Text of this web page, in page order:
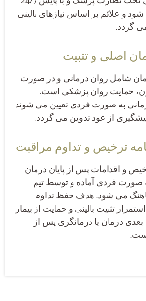
و علائم بر اساس نیازهای بالینی
گردد.
شامل روان درمانی و در صورت
حمایت روان پزشکی است.
به صورت فردی تعیین می شوند
از عود تدوین می گردد.
و اقدامات پس از پایان درمان
صورت فردی آماده و توسط تیم
می شود. هدف حفظ تداوم
تثبیت بالینی و حمایت از بیمار
درمان یا درمانگری پس از